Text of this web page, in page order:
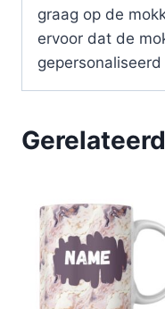
graag op de
ervoor dat de